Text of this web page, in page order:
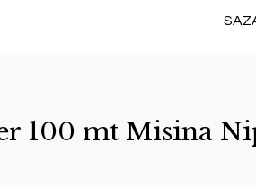
100 mt Misina